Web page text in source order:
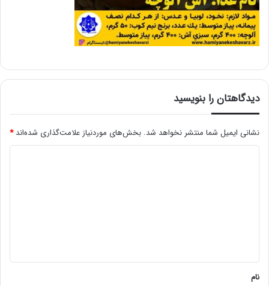
دیدگاهتان را بنویسید
نشانی ایمیل شما منتشر نخواهد شد. بخش‌های موردنیاز علامت‌گذاری شده‌اند*
*
نام